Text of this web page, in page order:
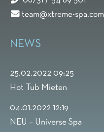
team@xtreme-spa.com
NEWS
25.02.2022 09:25
Hot Tub Mieten
04.01.2022 12:19
NEU – Universe Spa